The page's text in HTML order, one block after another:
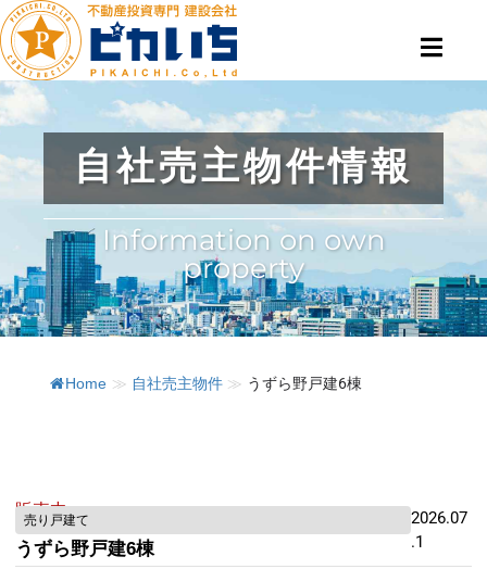
自社売主物件情報
Information on own
property
Home ≫ 自社売主物件 ≫ うずら野戸建6棟
販売中
売り戸建て
うずら野戸建6棟
2026.07
.1